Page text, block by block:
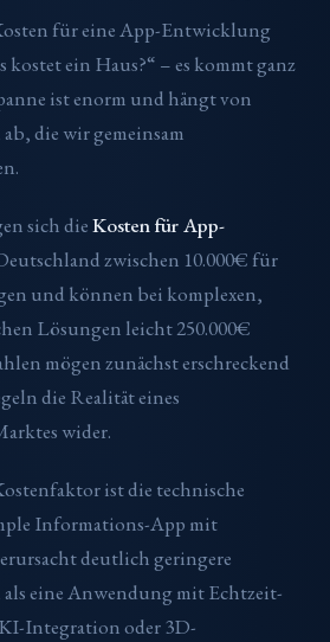
für eine App-Entwicklung
kostet ein Haus?“ – es kommt ganz
ist enorm und hängt von
die wir gemeinsam
sich dieKosten für App-
zwischen 10.000€ für
und können bei komplexen,
Lösungen leicht 250.000€
mögen zunächst erschreckend
die Realität eines
wider.
ist die technische
Informations-App mit
deutlich geringere
eine Anwendung mit Echtzeit-
Integration oder 3D-